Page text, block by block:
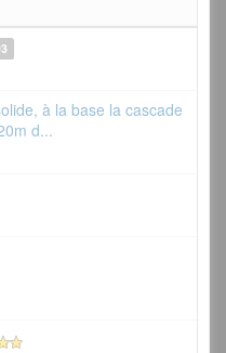
à la base la cascade
d...